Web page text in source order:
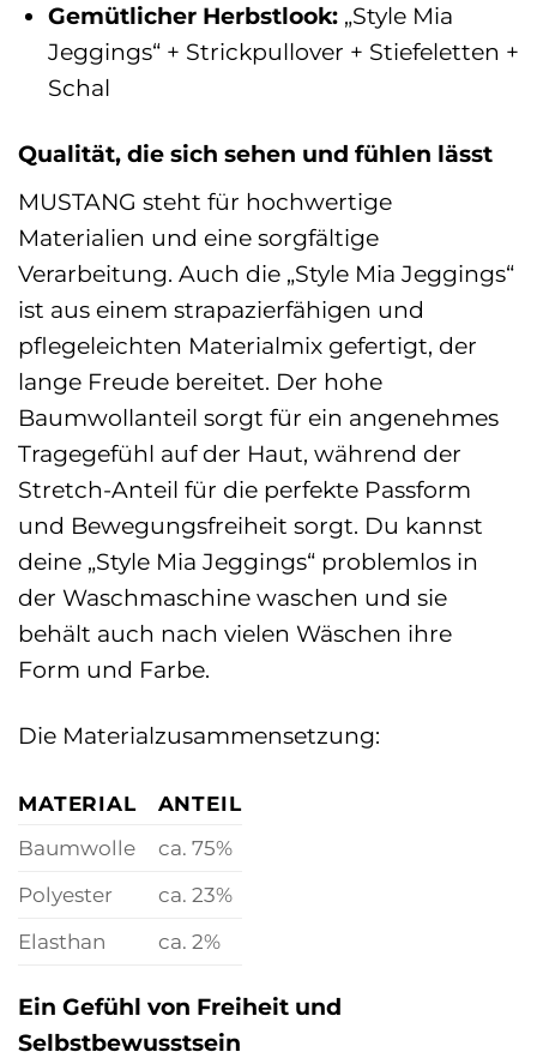
Gemütlicher Herbstlook:„Style Mia
Jeggings“ + Strickpullover + Stiefeletten +
Schal
Qualität, die sich sehen und fühlen lässt
MUSTANG steht für hochwertige
Materialien und eine sorgfältige
Verarbeitung. Auch die „Style Mia Jeggings“
ist aus einem strapazierfähigen und
pflegeleichten Materialmix gefertigt, der
lange Freude bereitet. Der hohe
Baumwollanteil sorgt für ein angenehmes
Tragegefühl auf der Haut, während der
Stretch-Anteil für die perfekte Passform
und Bewegungsfreiheit sorgt. Du kannst
deine „Style Mia Jeggings“ problemlos in
der Waschmaschine waschen und sie
behält auch nach vielen Wäschen ihre
Form und Farbe.
Die Materialzusammensetzung:
MATERIAL
ANTEIL
Baumwolle
ca. 75%
Polyester
ca. 23%
Elasthan
ca. 2%
Ein Gefühl von Freiheit und
Selbstbewusstsein